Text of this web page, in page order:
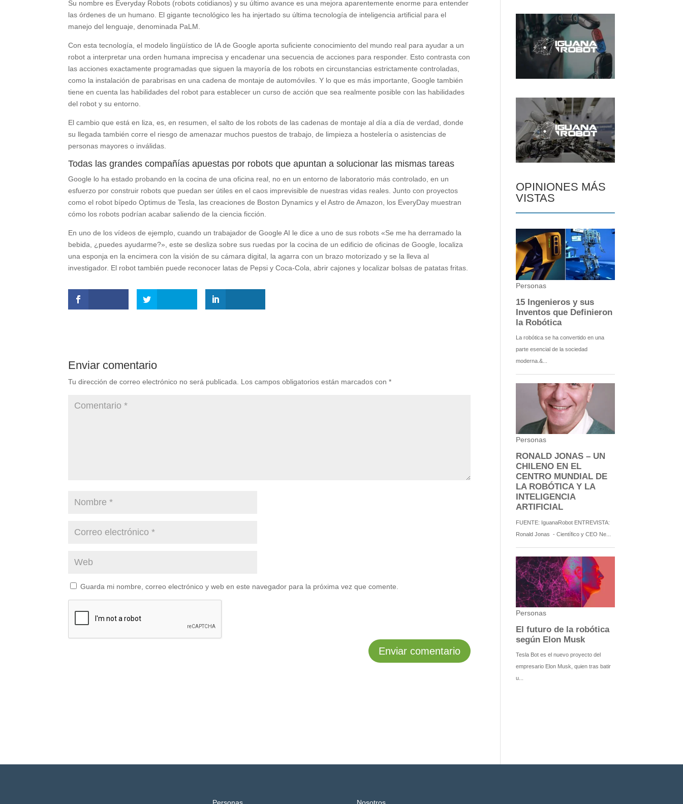
Su nombre es Everyday Robots (robots cotidianos) y su último avance es una mejora aparentemente enorme para entender
las órdenes de un humano. El gigante tecnológico les ha injertado su última tecnología de inteligencia artificial para el
manejo del lenguaje, denominada PaLM.
Con esta tecnología, el modelo lingüístico de IA de Google aporta suficiente conocimiento del mundo real para ayudar a un
robot a interpretar una orden humana imprecisa y encadenar una secuencia de acciones para responder. Esto contrasta con
las acciones exactamente programadas que siguen la mayoría de los robots en circunstancias estrictamente controladas,
como la instalación de parabrisas en una cadena de montaje de automóviles. Y lo que es más importante, Google también
tiene en cuenta las habilidades del robot para establecer un curso de acción que sea realmente posible con las habilidades
del robot y su entorno.
El cambio que está en liza, es, en resumen, el salto de los robots de las cadenas de montaje al día a día de verdad, donde
su llegada también corre el riesgo de amenazar muchos puestos de trabajo, de limpieza a hostelería o asistencias de
personas mayores o inválidas.
Todas las grandes compañías apuestas por robots que apuntan a solucionar las mismas tareas
Google lo ha estado probando en la cocina de una oficina real, no en un entorno de laboratorio más controlado, en un
esfuerzo por construir robots que puedan ser útiles en el caos imprevisible de nuestras vidas reales. Junto con proyectos
como el robot bípedo Optimus de Tesla, las creaciones de Boston Dynamics y el Astro de Amazon, los EveryDay muestran
cómo los robots podrían acabar saliendo de la ciencia ficción.
En uno de los vídeos de ejemplo, cuando un trabajador de Google AI le dice a uno de sus robots «Se me ha derramado la
bebida, ¿puedes ayudarme?», este se desliza sobre sus ruedas por la cocina de un edificio de oficinas de Google, localiza
una esponja en la encimera con la visión de su cámara digital, la agarra con un brazo motorizado y se la lleva al
investigador. El robot también puede reconocer latas de Pepsi y Coca-Cola, abrir cajones y localizar bolsas de patatas fritas.
Enviar comentario
Tu dirección de correo electrónico no será publicada. Los campos obligatorios están marcados con*
Guarda mi nombre, correo electrónico y web en este navegador para la próxima vez que comente.
OPINIONES MÁS
VISTAS